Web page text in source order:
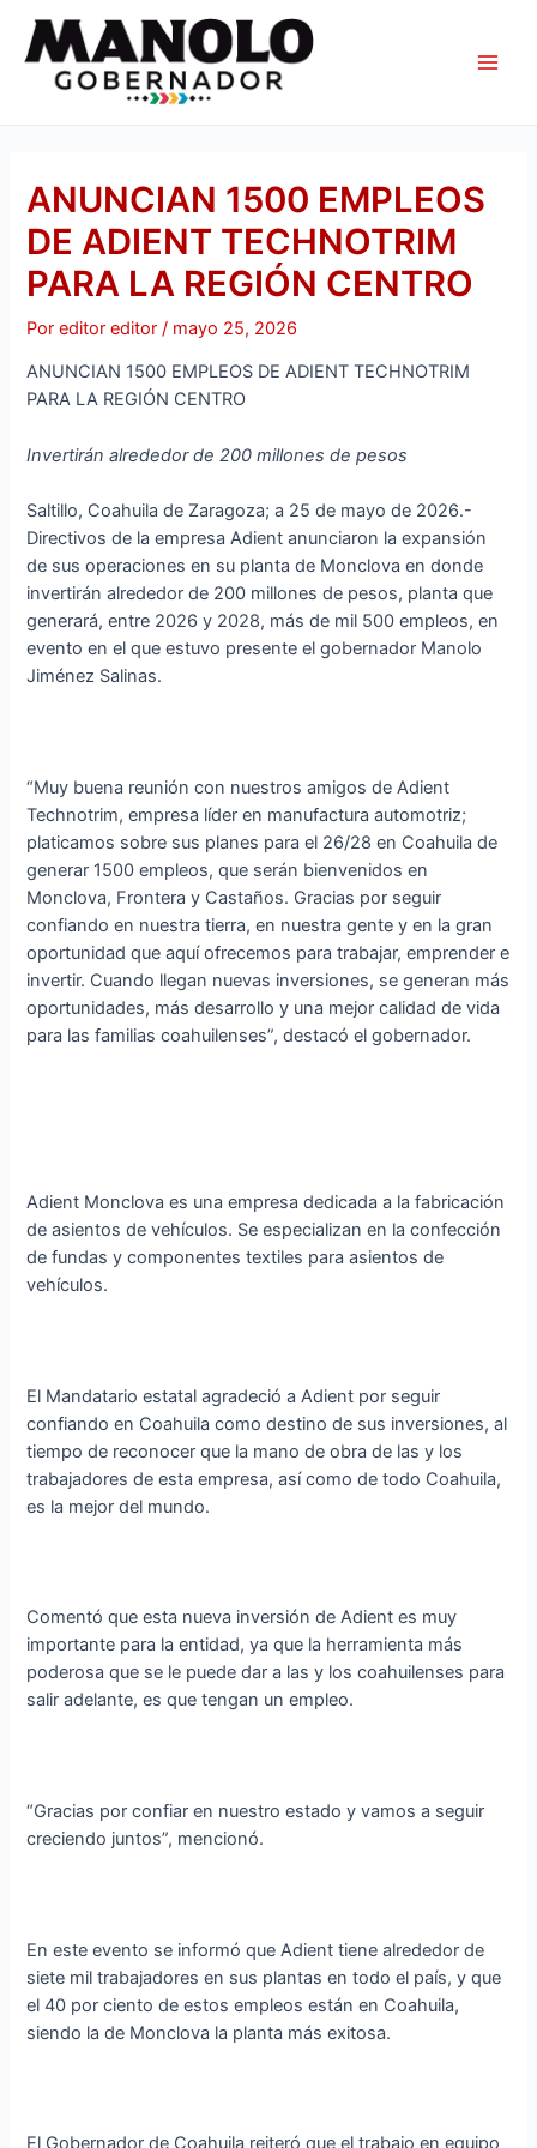
contenido
ANUNCIAN 1500 EMPLEOS
DE ADIENT TECHNOTRIM
PARA LA REGIÓN CENTRO
Poreditor editor/ mayo 25, 2026
ANUNCIAN 1500 EMPLEOS DE ADIENT TECHNOTRIM
PARA LA REGIÓN CENTRO
Invertirán alrededor de 200 millones de pesos
Saltillo, Coahuila de Zaragoza; a 25 de mayo de 2026.-
Directivos de la empresa Adient anunciaron la expansión
de sus operaciones en su planta de Monclova en donde
invertirán alrededor de 200 millones de pesos, planta que
generará, entre 2026 y 2028, más de mil 500 empleos, en
evento en el que estuvo presente el gobernador Manolo
Jiménez Salinas.
“Muy buena reunión con nuestros amigos de Adient
Technotrim, empresa líder en manufactura automotriz;
platicamos sobre sus planes para el 26/28 en Coahuila de
generar 1500 empleos, que serán bienvenidos en
Monclova, Frontera y Castaños. Gracias por seguir
confiando en nuestra tierra, en nuestra gente y en la gran
oportunidad que aquí ofrecemos para trabajar, emprender e
invertir. Cuando llegan nuevas inversiones, se generan más
oportunidades, más desarrollo y una mejor calidad de vida
para las familias coahuilenses”, destacó el gobernador.
Adient Monclova es una empresa dedicada a la fabricación
de asientos de vehículos. Se especializan en la confección
de fundas y componentes textiles para asientos de
vehículos.
El Mandatario estatal agradeció a Adient por seguir
confiando en Coahuila como destino de sus inversiones, al
tiempo de reconocer que la mano de obra de las y los
trabajadores de esta empresa, así como de todo Coahuila,
es la mejor del mundo.
Comentó que esta nueva inversión de Adient es muy
importante para la entidad, ya que la herramienta más
poderosa que se le puede dar a las y los coahuilenses para
salir adelante, es que tengan un empleo.
“Gracias por confiar en nuestro estado y vamos a seguir
creciendo juntos”, mencionó.
En este evento se informó que Adient tiene alrededor de
siete mil trabajadores en sus plantas en todo el país, y que
el 40 por ciento de estos empleos están en Coahuila,
siendo la de Monclova la planta más exitosa.
El Gobernador de Coahuila reiteró que el trabajo en equipo
de
entradas